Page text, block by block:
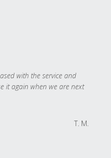
with the service and
it again when we are next
T. M.